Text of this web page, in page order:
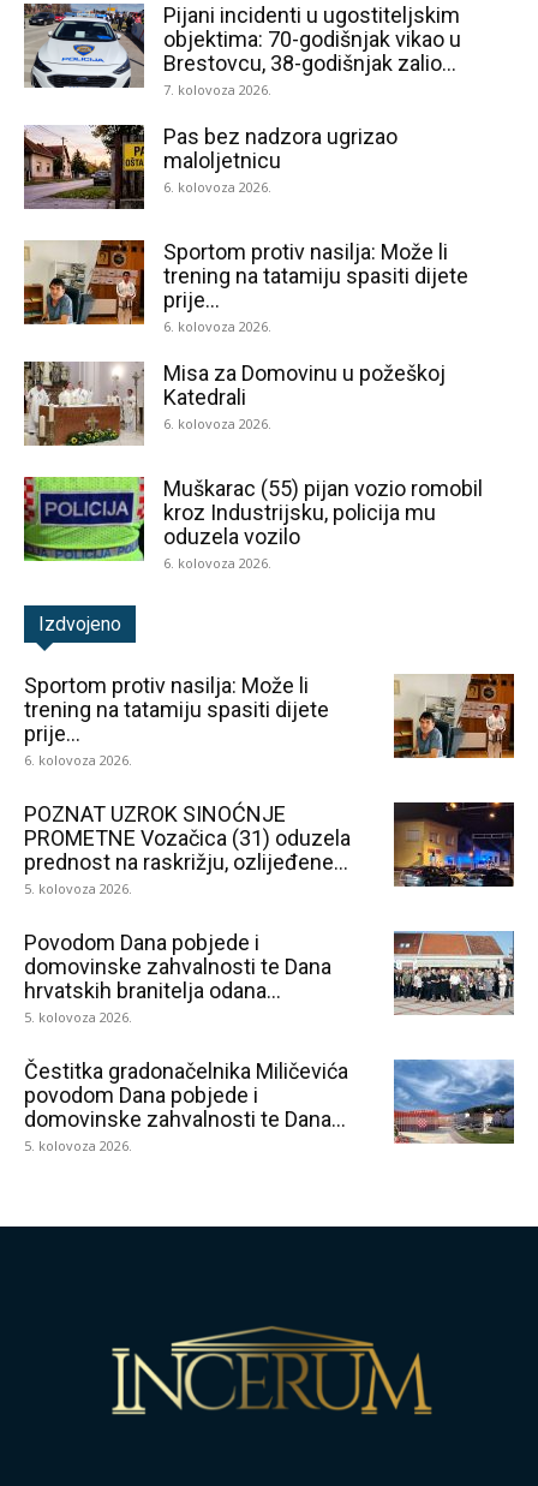
Pijani incidenti u ugostiteljskim
objektima: 70-godišnjak vikao u
Brestovcu, 38-godišnjak zalio...
7. kolovoza 2026.
Pas bez nadzora ugrizao
maloljetnicu
6. kolovoza 2026.
Sportom protiv nasilja: Može li
trening na tatamiju spasiti dijete
prije...
6. kolovoza 2026.
Misa za Domovinu u požeškoj
Katedrali
6. kolovoza 2026.
Muškarac (55) pijan vozio romobil
kroz Industrijsku, policija mu
oduzela vozilo
6. kolovoza 2026.
Izdvojeno
Sportom protiv nasilja: Može li
trening na tatamiju spasiti dijete
prije...
6. kolovoza 2026.
POZNAT UZROK SINOĆNJE
PROMETNE Vozačica (31) oduzela
prednost na raskrižju, ozlijeđene...
5. kolovoza 2026.
Povodom Dana pobjede i
domovinske zahvalnosti te Dana
hrvatskih branitelja odana...
5. kolovoza 2026.
Čestitka gradonačelnika Miličevića
povodom Dana pobjede i
domovinske zahvalnosti te Dana...
5. kolovoza 2026.